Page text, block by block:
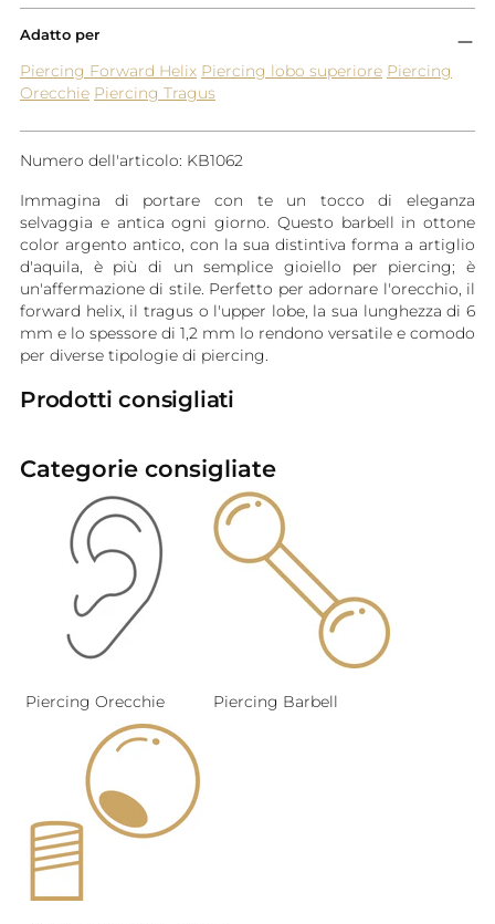
Adatto per
Piercing Forward Helix Piercing lobo superiore Piercing
Orecchie Piercing Tragus
Numero dell'articolo: KB1062
Immagina di portare con te un tocco di eleganza
selvaggia e antica ogni giorno. Questo barbell in ottone
color argento antico, con la sua distintiva forma a artiglio
d'aquila, è più di un semplice gioiello per piercing; è
un'affermazione di stile. Perfetto per adornare l'orecchio, il
forward helix, il tragus o l'upper lobe, la sua lunghezza di 6
mm e lo spessore di 1,2 mm lo rendono versatile e comodo
per diverse tipologie di piercing.
Prodotti consigliati
Categorie consigliate
Piercing Orecchie Piercing Barbell